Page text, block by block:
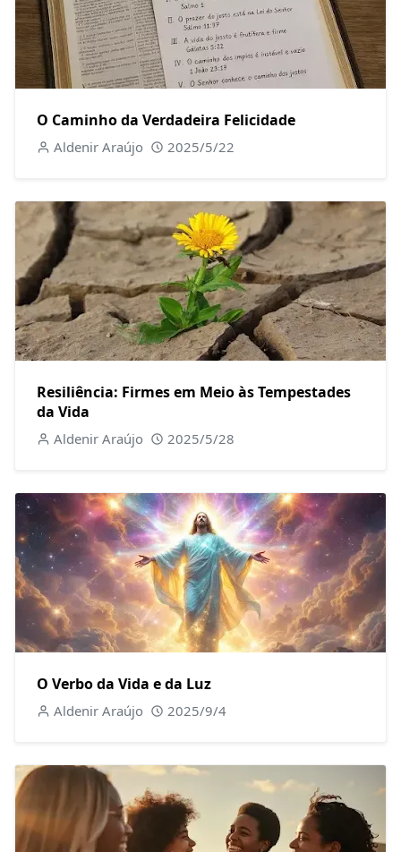
O Caminho da Verdadeira Felicidade
Aldenir Araújo 2025/5/22
Resiliência: Firmes em Meio às Tempestades
da Vida
Aldenir Araújo 2025/5/28
O Verbo da Vida e da Luz
Aldenir Araújo 2025/9/4